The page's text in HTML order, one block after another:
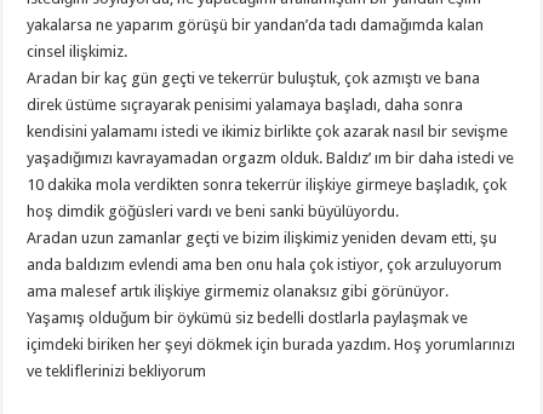
yakalarsa ne yaparım görüşü bir yandan’da tadı damağımda kalan
cinsel ilişkimiz.
Aradan bir kaç gün geçti ve tekerrür buluştuk, çok azmıştı ve bana
direk üstüme sıçrayarak penisimi yalamaya başladı, daha sonra
kendisini yalamamı istedi ve ikimiz birlikte çok azarak nasıl bir sevişme
yaşadığımızı kavrayamadan orgazm olduk. Baldız’ ım bir daha istedi ve
10 dakika mola verdikten sonra tekerrür ilişkiye girmeye başladık, çok
hoş dimdik göğüsleri vardı ve beni sanki büyülüyordu.
Aradan uzun zamanlar geçti ve bizim ilişkimiz yeniden devam etti, şu
anda baldızım evlendi ama ben onu hala çok istiyor, çok arzuluyorum
ama malesef artık ilişkiye girmemiz olanaksız gibi görünüyor.
Yaşamış olduğum bir öykümü siz bedelli dostlarla paylaşmak ve
içimdeki biriken her şeyi dökmek için burada yazdım. Hoş yorumlarınızı
ve tekliflerinizi bekliyorum